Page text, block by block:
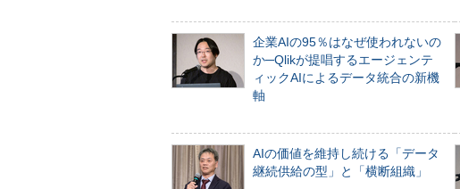
企業AIの95％はなぜ使われないの
か─Qlikが提唱するエージェンテ
ィックAIによるデータ統合の新機
軸
AIの価値を維持し続ける「データ
継続供給の型」と「横断組織」